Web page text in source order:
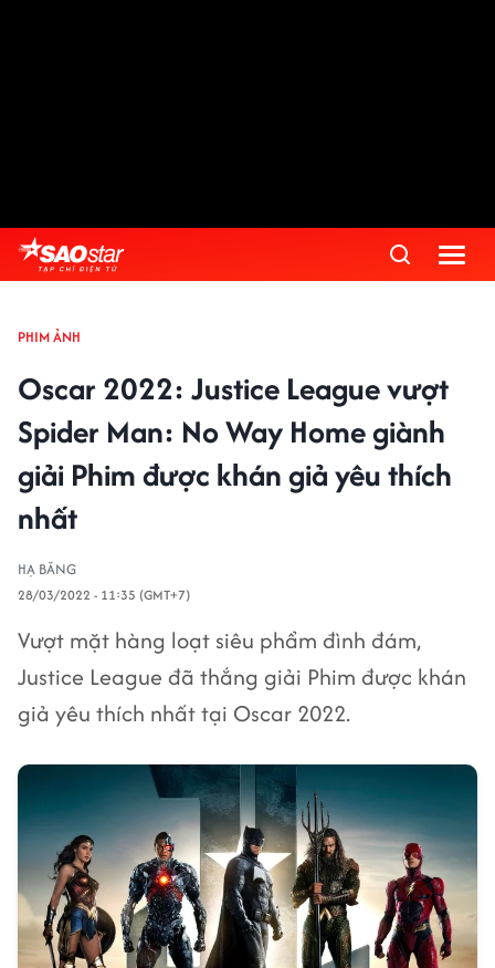
PHIM ẢNH
Oscar 2022: Justice League vượt
Spider Man: No Way Home giành
giải Phim được khán giả yêu thích
nhất
HẠ BĂNG
28/03/2022 - 11:35 (GMT+7)
Vượt mặt hàng loạt siêu phẩm đình đám,
Justice League đã thắng giải Phim được khán
giả yêu thích nhất tại Oscar 2022.